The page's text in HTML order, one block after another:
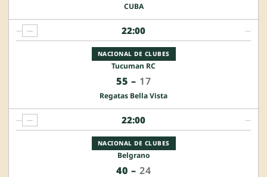
CUBA
22:00
NACIONAL DE CLUBES
Tucuman RC
55 – 17
Regatas Bella Vista
— — —
22:00
NACIONAL DE CLUBES
Belgrano
40 – 24
— — —